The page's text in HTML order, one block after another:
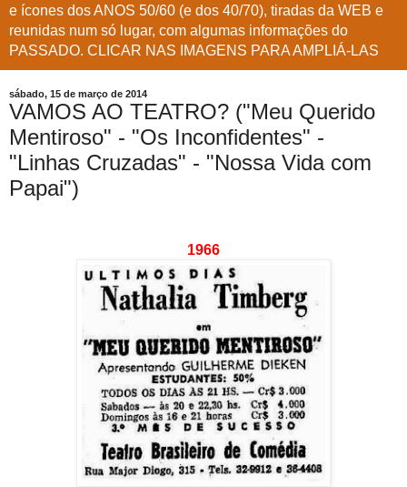
e ícones dos ANOS 50/60 (e dos 40/70), tiradas da WEB e
reunidas num só lugar, com algumas informações do
PASSADO. CLICAR NAS IMAGENS PARA AMPLIÁ-LAS
sábado, 15 de março de 2014
VAMOS AO TEATRO? ("Meu Querido
Mentiroso" - "Os Inconfidentes" -
"Linhas Cruzadas" - "Nossa Vida com
Papai")
1966